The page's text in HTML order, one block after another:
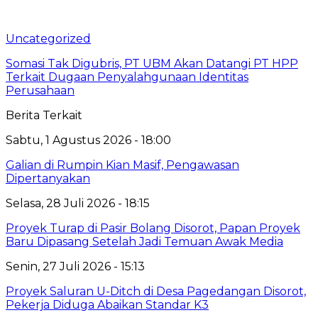
Uncategorized
Somasi Tak Digubris, PT UBM Akan Datangi PT HPP
Terkait Dugaan Penyalahgunaan Identitas
Perusahaan
Berita Terkait
Sabtu, 1 Agustus 2026 - 18:00
Galian di Rumpin Kian Masif, Pengawasan
Dipertanyakan
Selasa, 28 Juli 2026 - 18:15
Proyek Turap di Pasir Bolang Disorot, Papan Proyek
Baru Dipasang Setelah Jadi Temuan Awak Media
Senin, 27 Juli 2026 - 15:13
Proyek Saluran U-Ditch di Desa Pagedangan Disorot,
Pekerja Diduga Abaikan Standar K3